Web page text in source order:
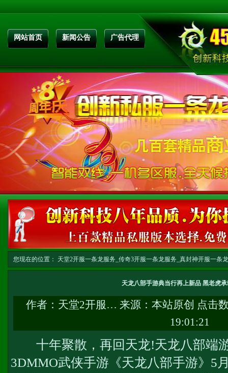
网站首页 新闻公告 广告代理
您现在的位置： 天堂2开服一条龙服务_传奇3开服一条龙服务_真封神开服一条
天龙八部手游典当行再上新品 黑老虎
作者： 天堂2开服… 来源：本站原创 点击
19:01:21
十年聚散，再回天龙!天龙八部端
3DMMO武侠手游《天龙八部手游》5